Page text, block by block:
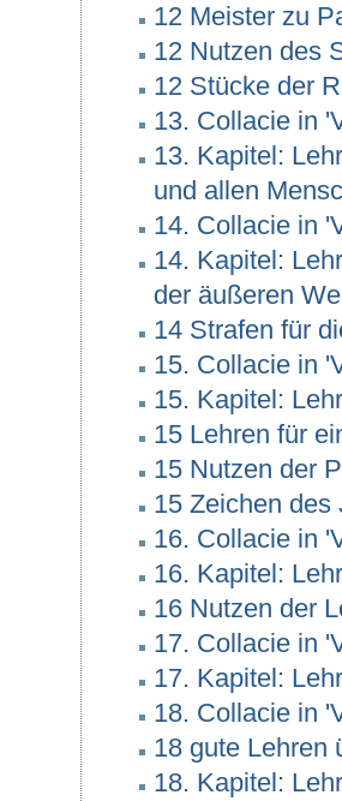
12 Meister zu
12 Nutzen des
12 Stücke der
13. Collacie in
13. Kapitel:
und allen
14. Collacie in
14. Kapitel:
der äußeren
14 Strafen für
15. Collacie in
15. Kapitel:
15 Lehren für
15 Nutzen der
15 Zeichen des
16. Collacie in
16. Kapitel:
16 Nutzen der
17. Collacie in
17. Kapitel:
18. Collacie in
18 gute Lehren
18. Kapitel: